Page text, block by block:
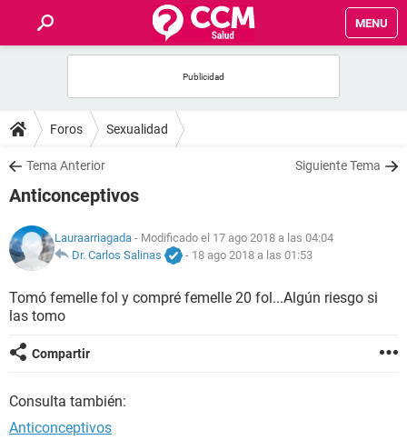
MENU
FOROS
SALUD
NUTRICIÓN
BIENESTAR
SEXUALIDAD
GLOSARIO
Foros Sexualidad
Tema Anterior Siguiente Tema
Anticonceptivos
Lauraarriagada - Modificado el 17 ago 2018 a las 04:04
Dr. Carlos Salinas
- 18 ago 2018 a las 01:53
Tomó femelle fol y compré femelle 20 fol...Algún riesgo si
las tomo
Compartir
Consulta también:
Anticonceptivos